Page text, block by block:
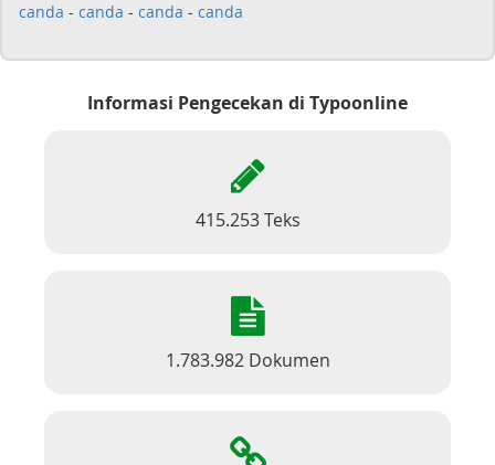
canda - canda - canda - canda
Informasi Pengecekan di Typoonline
415.253 Teks
1.783.982 Dokumen